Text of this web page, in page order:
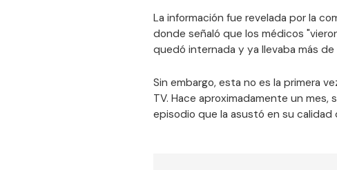
La información fue revelada por la
donde señaló que los médicos
quedó internada y ya llevaba más
Sin embargo, esta no es la primera
TV. Hace aproximadamente un
episodio que la asustó en su calidad